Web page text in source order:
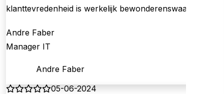
klanttevredenheid is werkelijk bewonderenswaardig.
Andre Faber
Manager IT
Andre Faber
05-06-2024